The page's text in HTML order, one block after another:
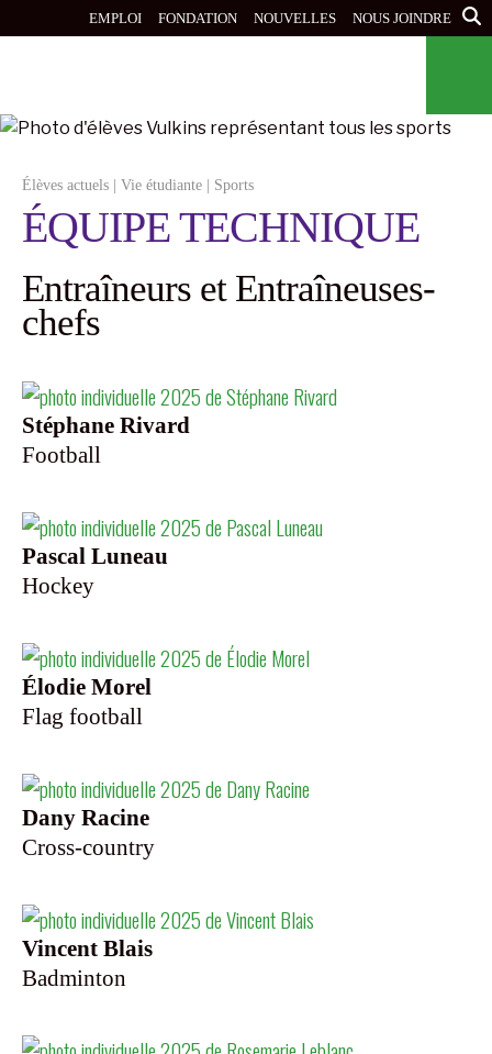
au
EMPLOI FONDATION NOUVELLES NOUS JOINDRE
Élèves actuels Vie étudiante Sports
ÉQUIPE TECHNIQUE
Entraîneurs et Entraîneuses-
chefs
Stéphane Rivard
Football
Pascal Luneau
Hockey
Élodie Morel
Flag football
Dany Racine
Cross-country
Vincent Blais
Badminton